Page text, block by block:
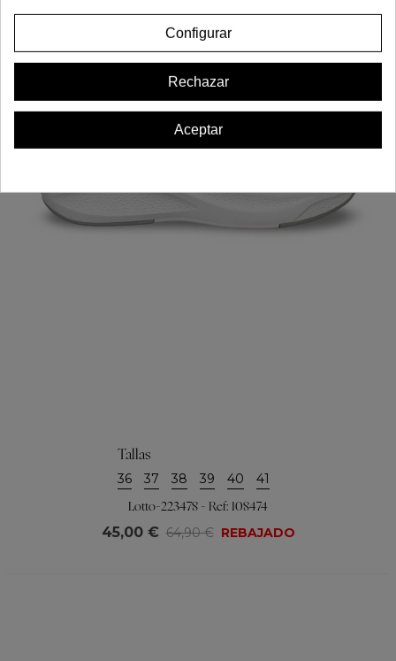
Tallas
36 37 38 39 40 41
Lotto-223478 - Ref: 108474
45,00 € 64,90 € REBAJADO
Configurar
Rechazar
Aceptar